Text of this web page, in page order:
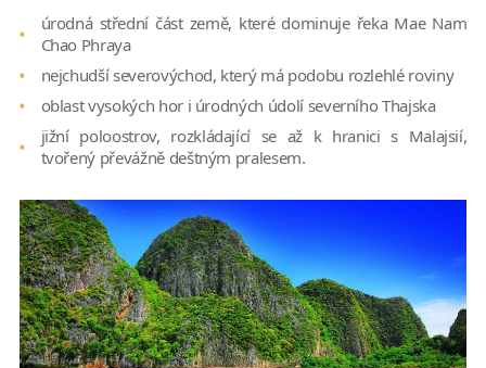
úrodná střední část země, které dominuje řeka Mae Nam
Chao Phraya
nejchudší severovýchod, který má podobu rozlehlé roviny
oblast vysokých hor i úrodných údolí severního Thajska
jižní poloostrov, rozkládající se až k hranici s Malajsií,
tvořený převážně deštným pralesem.